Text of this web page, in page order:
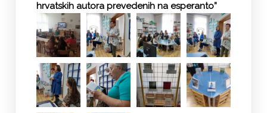
hrvatskih autora prevedenih na esperanto”